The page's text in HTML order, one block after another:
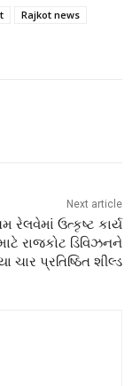
Rajkot news
Next article
રેલવેમાં ઉત્કૃષ્ટ કાર્ય
રાજકોટ ડિવિઝનને
ચાર પ્રતિષ્ઠિત શીલ્ડ